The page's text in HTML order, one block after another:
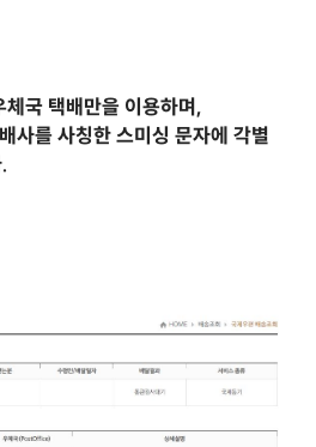
국 택배만을 이용하며,
사를 사칭한 스미싱 문자에 각별